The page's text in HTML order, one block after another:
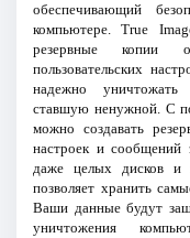
обеспечивающий
компьютере. True
резервные копии
пользовательских
надежно
ставшую ненужной. C
можно создавать
настроек и сообщений
даже целых дисков и
позволяет хранить
Ваши данные будут
уничтожения